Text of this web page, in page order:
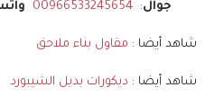
جوال:
00966533245654
شاهد أيضا : مقاول بناء ملاحق
شاهد أيضا : ديكورات بديل الشيبورد